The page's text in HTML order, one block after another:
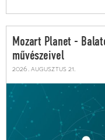
Mozart Planet -
művészeivel
2026. augusztus 21.